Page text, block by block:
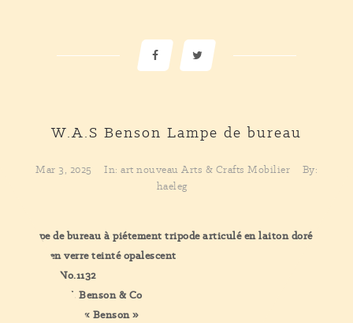
W.A.S Benson Lampe de bureau
Mar 3, 2025 In: art nouveau Arts & Crafts Mobilier
By:
haeleg
Lampe de bureau à piétement tripode articulé en laiton doré et
tulipe en verre teinté opalescent
Modèle No.1132
Pour W.A.S. Benson & Co
Estampillées « Benson »